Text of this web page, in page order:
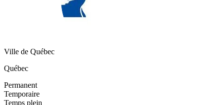
Ville de Québec
Québec
Permanent
Temporaire
Temps plein